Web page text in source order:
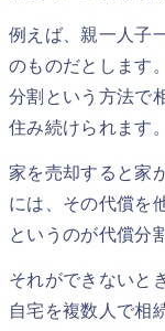
例えば、親一人子
のものだとします
分割という方法で
住み続けられます。
家を売却すると家
には、その代償を
というのが代償分
それができないと
自宅を複数人で相